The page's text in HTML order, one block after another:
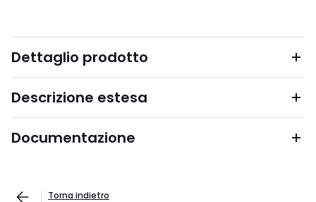
Dettaglio prodotto
Descrizione estesa
Documentazione
Torna indietro